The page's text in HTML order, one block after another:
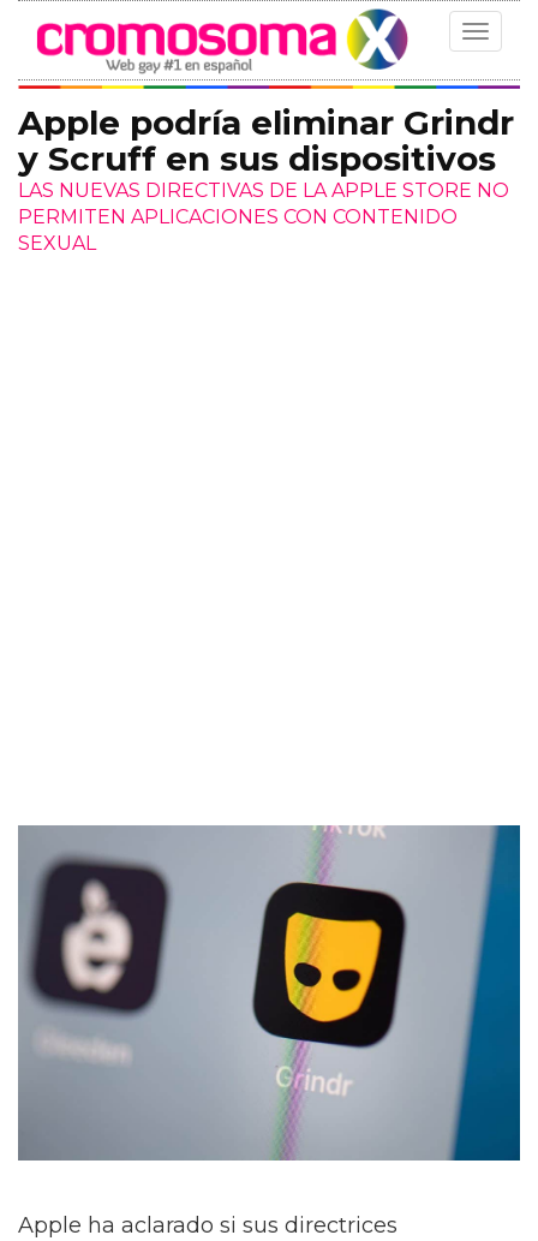
Toggle
Apple podría eliminar Grindr
y Scruff en sus dispositivos
LAS NUEVAS DIRECTIVAS DE LA APPLE STORE NO
PERMITEN APLICACIONES CON CONTENIDO
SEXUAL
Apple ha aclarado si sus directrices